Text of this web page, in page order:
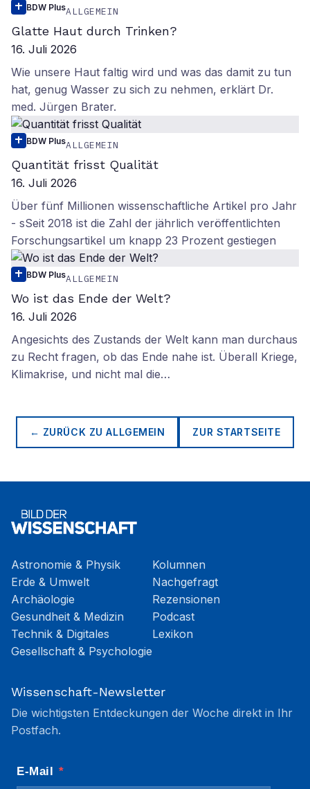
BDW PlusALLGEMEIN
Glatte Haut durch Trinken?
16. Juli 2026
Wie unsere Haut faltig wird und was das damit zu tun
hat, genug Wasser zu sich zu nehmen, erklärt Dr.
med. Jürgen Brater.
BDW PlusALLGEMEIN
Quantität frisst Qualität
16. Juli 2026
Über fünf Millionen wissenschaftliche Artikel pro Jahr
- sSeit 2018 ist die Zahl der jährlich veröffentlichten
Forschungsartikel um knapp 23 Prozent gestiegen
BDW PlusALLGEMEIN
Wo ist das Ende der Welt?
16. Juli 2026
Angesichts des Zustands der Welt kann man durchaus
zu Recht fragen, ob das Ende nahe ist. Überall Kriege,
Klimakrise, und nicht mal die…
← ZURÜCK ZUALLGEMEIN ZUR STARTSEITE
Astronomie & Physik
Erde & Umwelt
Archäologie
Gesundheit & Medizin
Technik & Digitales
Gesellschaft & Psychologie
Kolumnen
Nachgefragt
Rezensionen
Podcast
Lexikon
Wissenschaft-Newsletter
Die wichtigsten Entdeckungen der Woche direkt in Ihr
Postfach.